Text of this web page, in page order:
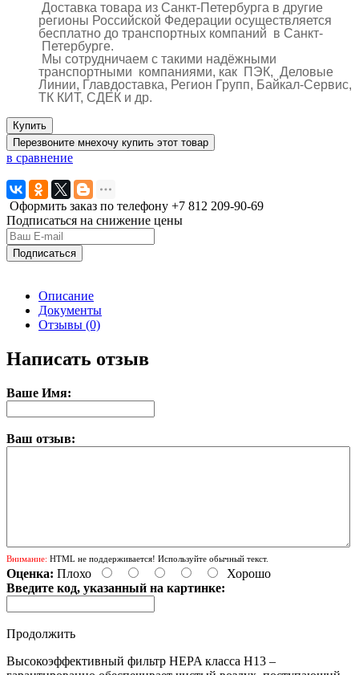
Доставка товара из Санкт-Петербурга в другие
регионы Российской Федерации осуществляется
бесплатно до транспортных компаний в Санкт-
Петербурге.
Мы сотрудничаем с такими надёжными
транспортными компаниями, как ПЭК, Деловые
Линии, Главдоставка, Регион Групп, Байкал-Сервис,
ТК КИТ, СДЕК и др.
Купить
Перезвоните мнехочу купить этот товар
в сравнение
Оформить заказ по телефону +7 812 209-90-69
Подписаться на снижение цены
Подписаться
Описание
Документы
Отзывы (0)
Написать отзыв
Ваше Имя:
Ваш отзыв:
Внимание: HTML не поддерживается! Используйте обычный текст.
Оценка: Плохо
Хорошо
Введите код, указанный на картинке:
Продолжить
Высокоэффективный фильтр HEPA класса H13 –